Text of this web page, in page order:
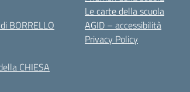
BORRELLO
CHIESA
Le carte della scuola
AGID – accessibilità
Privacy Policy